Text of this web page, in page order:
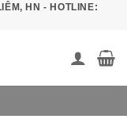
HN - HOTLINE: